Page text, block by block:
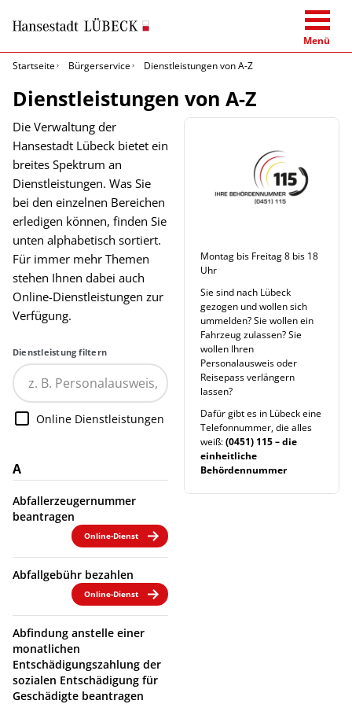
Menü
Startseite
Bürgerservice Dienstleistungen von A-Z
Dienstleistungen von A-Z
Die Verwaltung der
Hansestadt Lübeck bietet ein
breites Spektrum an
Dienstleistungen. Was Sie
bei den einzelnen Bereichen
erledigen können, finden Sie
unten alphabetisch sortiert.
Für immer mehr Themen
stehen Ihnen dabei auch
Online-Dienstleistungen zur
Verfügung.
Dienstleistung filtern
Online Dienstleistungen
A
Abfallerzeugernummer
beantragen
Online-Dienst
Abfallgebühr bezahlen
Online-Dienst
Abfindung anstelle einer
monatlichen
Entschädigungszahlung der
sozialen Entschädigung für
Geschädigte beantragen
Montag bis Freitag 8 bis 18
Uhr
Sie sind nach Lübeck
gezogen und wollen sich
ummelden? Sie wollen ein
Fahrzeug zulassen? Sie
wollen Ihren
Personalausweis oder
Reisepass verlängern
lassen?
Dafür gibt es in Lübeck eine
Telefonnummer, die alles
weiß:(0451) 115 – die
einheitliche
Behördennummer